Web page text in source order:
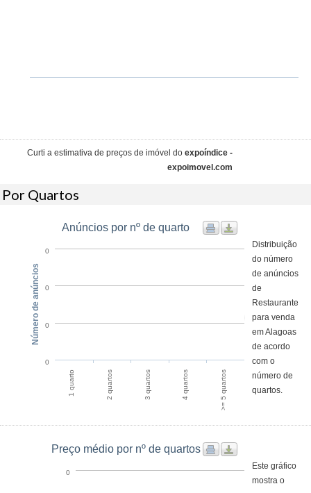
Curti a estimativa de preços de imóvel do expoíndice -
expoimovel.com
Por Quartos
Anúncios por nº de quarto
1 quarto 2 quartos 3 quartos 4 quartos >= 5 quartos
0
0
0
0
Número de anúncios
Distribuição
do número
de anúncios
de
Restaurante
para venda
em Alagoas
de acordo
com o
número de
quartos.
Preço médio por nº de quartos
0
Este gráfico
mostra o